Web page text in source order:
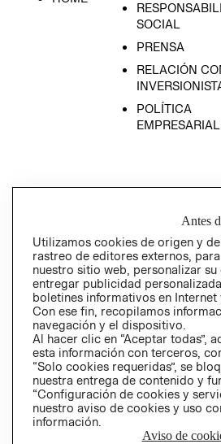
SOCIAL
PRENSA
RELACIÓN
POLÍTICA
EMPRESARIAL
Perú (S/)
CAMBIAR REGIÓN
Antes
Utilizamos cookies de origen y
rastreo de editores externos,
nuestro sitio web, personalizar
entregar publicidad
boletines informativos en
Con ese fin, recopilamos
navegación y el dispositivo.
Al hacer clic en “Aceptar todas”,
esta información con terceros,
“Solo cookies requeridas”, se
nuestra entrega de contenido y
“Configuración de cookies y
nuestro aviso de cookies y uso
información.
Aviso de